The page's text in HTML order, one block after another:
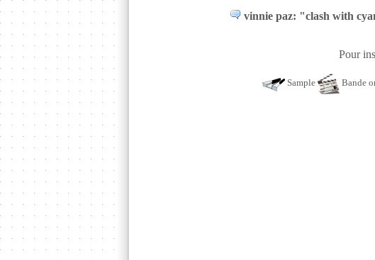
vinnie paz: "clash with
Pour
Sample Bande